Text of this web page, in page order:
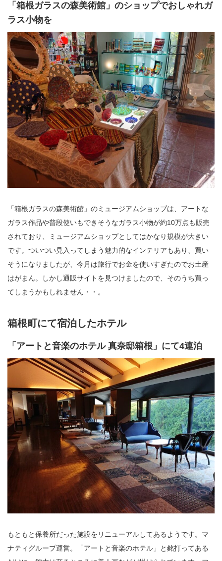
「箱根ガラスの森美術館」のショップでおしゃれガ
ラス小物を
「箱根ガラスの森美術館」のミュージアムショップは、アートな
ガラス作品や普段使いもできそうなガラス小物が約10万点も販売
されており、ミュージアムショップとしてはかなり規模が大きい
です。ついつい見入ってしまう魅力的なインテリアもあり、買い
そうになりましたが、今月は旅行でお金を使いすぎたのでお土産
はがまん。しかし通販サイトを見つけましたので、そのうち買っ
てしまうかもしれません・・。
箱根町にて宿泊したホテル
「アートと音楽のホテル 真奈邸箱根」にて4連泊
もともと保養所だった施設をリニューアルしてあるようです。マ
ナティグループ運営。「アートと音楽のホテル」と銘打ってある